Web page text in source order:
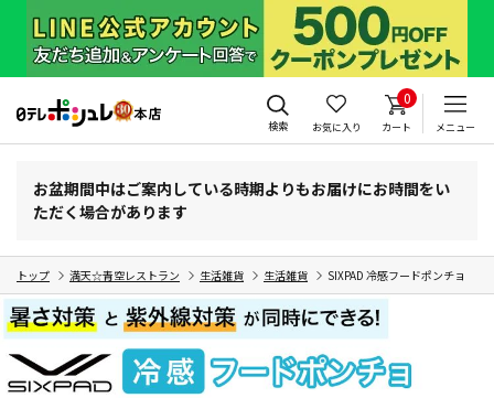
検索 お気に入り
0
カート メニュー
お盆期間中はご案内している時期よりもお届けにお時間をい
ただく場合があります
トップ 満天☆青空レストラン 生活雑貨 生活雑貨 SIXPAD 冷感フードポンチョ